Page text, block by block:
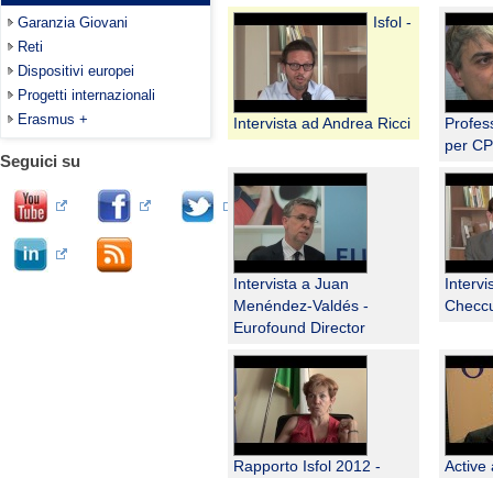
Garanzia Giovani
Reti
Dispositivi europei
Progetti internazionali
Erasmus +
Seguici su
Isfol -
Intervista ad Andrea Ricci
per
Intervista a Juan
Menéndez-Valdés -
Eurofound Director
Rapporto Isfol 2012 -
Active